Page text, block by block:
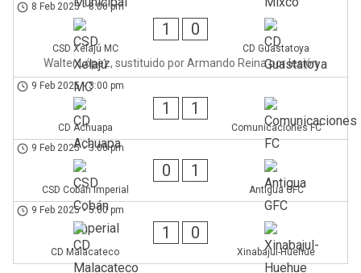
8 Feb 2025 - 8:00 pm
CSD Xelajú MC
1 0
CD Guastatoya
Walter López, sustituido por Armando Reina por lesión
9 Feb 2025 - 3:00 pm
CD Achuapa
1 1
Comunicaciones FC
9 Feb 2025 - 3:00 pm
CSD Cobán Imperial
0 1
Antigua GFC
9 Feb 2025 - 5:00 pm
CD Malacateco
1 0
Xinabajul-Huehue